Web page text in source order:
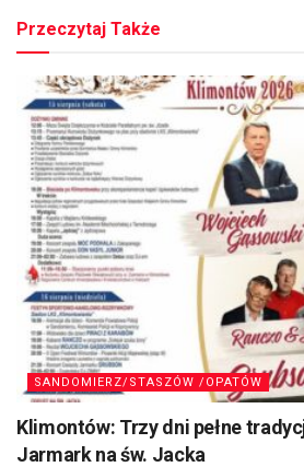
Przeczytaj Także
SANDOMIERZ/STASZÓW /OPATÓW
Klimontów: Trzy dni pełne
Jarmark na św. Jacka